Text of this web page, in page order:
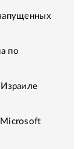
по
Microsoft